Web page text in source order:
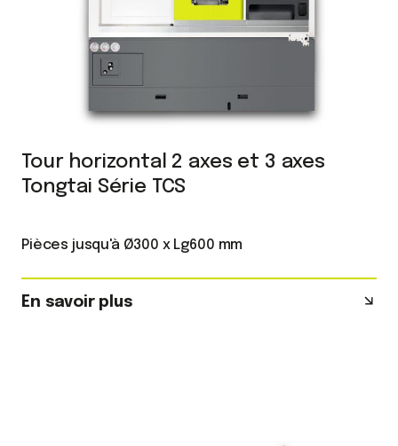
Tour horizontal 2 axes et 3 axes
Tongtai Série TCS
Pièces jusqu'à Ø300 x Lg600 mm
En savoir plus